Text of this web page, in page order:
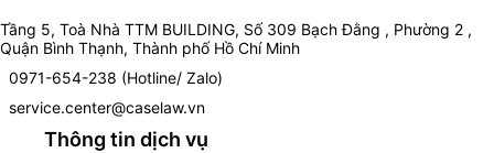
Tầng 5, Toà Nhà TTM BUILDING, Số 309 Bạch Đằng , Phường 2 ,
Quận Bình Thạnh, Thành phố Hồ Chí Minh
0971-654-238 (Hotline/ Zalo)
service.center@caselaw.vn
Thông tin dịch vụ